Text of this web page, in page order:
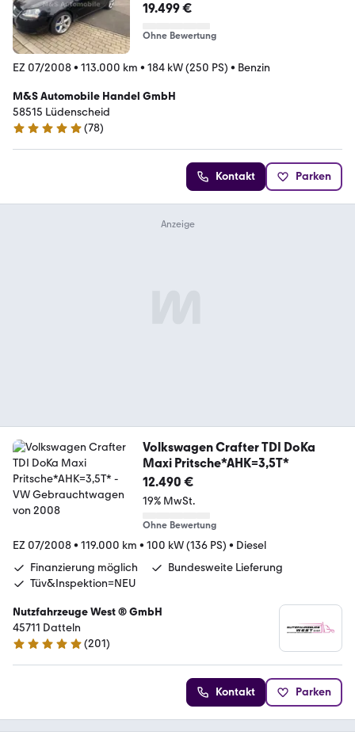
19.499 €
Ohne Bewertung
EZ 07/2008• 113.000 km • 184 kW (250 PS) • Benzin
M&S Automobile Handel GmbH
58515 Lüdenscheid
4.9 Sterne
(78)
Kontakt Parken
Volkswagen Crafter TDI DoKa
Maxi Pritsche*AHK=3,5T*
12.490 €
19% MwSt.
Ohne Bewertung
EZ 07/2008• 119.000 km • 100 kW (136 PS) • Diesel
Finanzierung möglich
Bundesweite Lieferung
Tüv&Inspektion=NEU
Nutzfahrzeuge West ® GmbH
45711 Datteln
4.9 Sterne
(201)
Kontakt Parken